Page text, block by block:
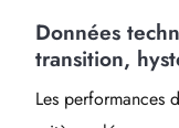
Données
transition,
Les performances